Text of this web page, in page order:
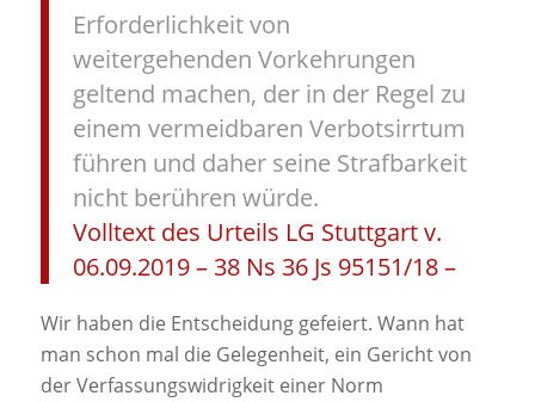
Erforderlichkeit von
weitergehenden Vorkehrungen
geltend machen, der in der Regel zu
einem vermeidbaren Verbotsirrtum
führen und daher seine Strafbarkeit
nicht berühren würde.
Volltext des Urteils LG Stuttgart v.
06.09.2019 – 38 Ns 36 Js 95151/18 –
Wir haben die Entscheidung gefeiert. Wann hat
man schon mal die Gelegenheit, ein Gericht von
der Verfassungswidrigkeit einer Norm